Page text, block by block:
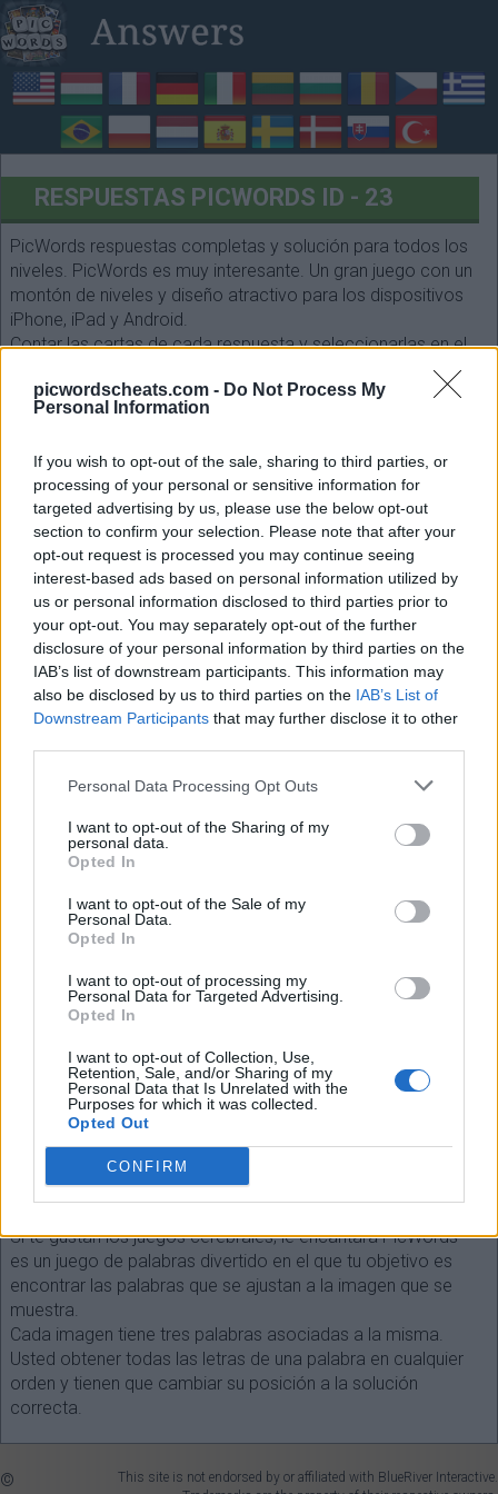
picwordscheats.com - Do Not Process My
Personal Information
If you wish to opt-out of the sale, sharing to third parties, or
processing of your personal or sensitive information for
targeted advertising by us, please use the below opt-out
section to confirm your selection. Please note that after your
opt-out request is processed you may continue seeing
interest-based ads based on personal information utilized by
us or personal information disclosed to third parties prior to
your opt-out. You may separately opt-out of the further
disclosure of your personal information by third parties on the
IAB’s list of downstream participants. This information may
also be disclosed by us to third parties on the IAB’s List of
Downstream Participants that may further disclose it to other
Personal Data Processing Opt Outs
I want to opt-out of the Sharing of my
personal data.
Opted In
I want to opt-out of the Sale of my
Personal Data.
Opted In
I want to opt-out of processing my
Personal Data for Targeted Advertising.
Opted In
I want to opt-out of Collection, Use,
Retention, Sale, and/or Sharing of my
Personal Data that Is Unrelated with the
Purposes for which it was collected.
Opted Out
CONFIRM
RESPUESTAS PICWORDS ID - 23
PicWords respuestas completas y solución para todos los
niveles. PicWords es muy interesante. Un gran juego con un
montón de niveles y diseño atractivo para los dispositivos
iPhone, iPad y Android.
Contar las cartas de cada respuesta y seleccionarlas en el
Responder: pelo, chimpancé, primate
Espalda
(90votos, media: fuera de 5
Seleccione cada longitud de palabra:
¡Buscar!
SOBRE EL JUEGO
Si te gustan los juegos cerebrales, le encantará PicWords ™ -
es un juego de palabras divertido en el que tu objetivo es
encontrar las palabras que se ajustan a la imagen que se
muestra.
Cada imagen tiene tres palabras asociadas a la misma.
Usted obtener todas las letras de una palabra en cualquier
orden y tienen que cambiar su posición a la solución
correcta.
This site is not endorsed by or affiliated with BlueRiver Interactive.
©